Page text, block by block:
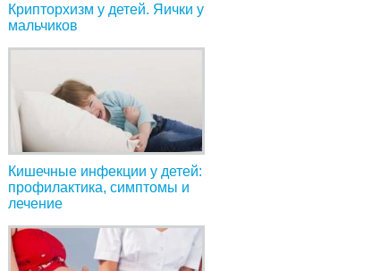
Крипторхизм у детей. Яички у
мальчиков
Кишечные инфекции у детей:
профилактика, симптомы и
лечение